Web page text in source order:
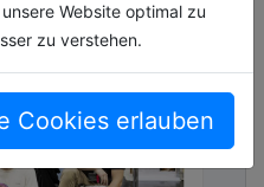
Website optimal zu
zu verstehen.
Cookies erlauben